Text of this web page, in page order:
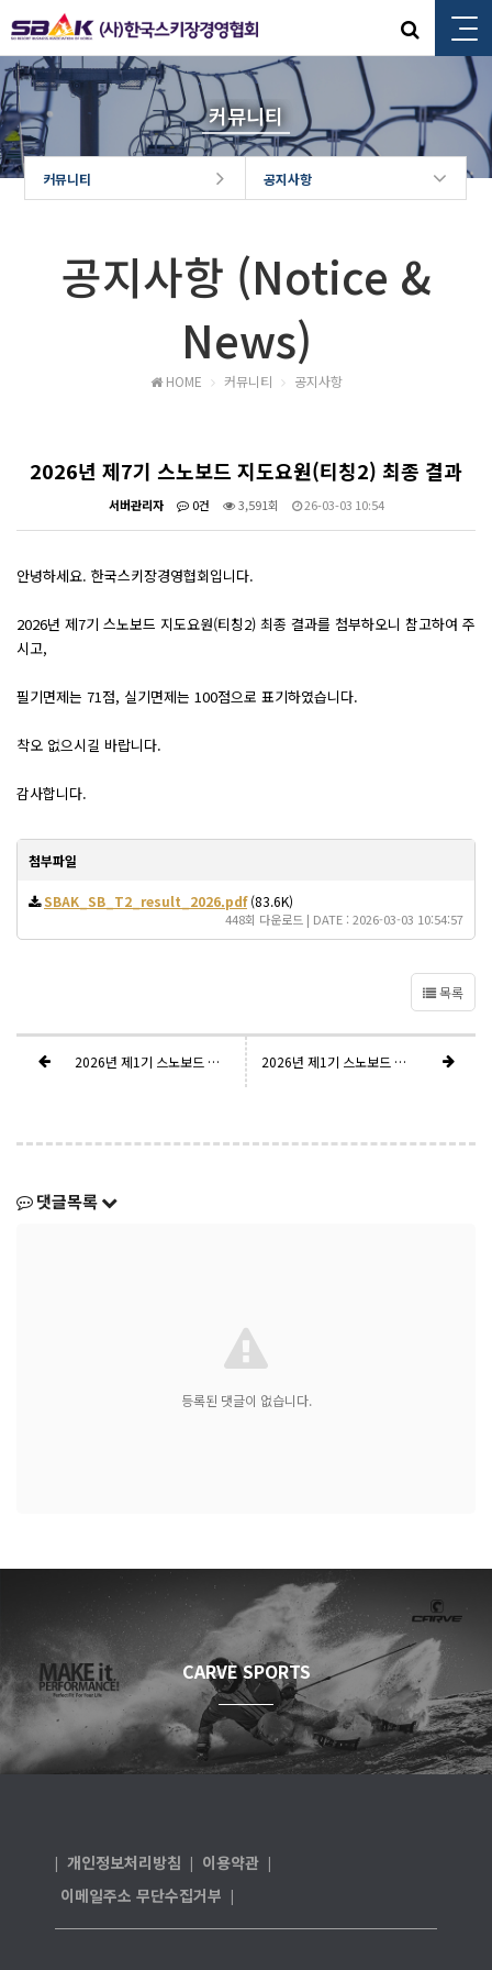
커뮤니티
커뮤니티 공지사항
공지사항 (Notice &
News)
HOME 커뮤니티 공지사항
2026년 제7기 스노보드 지도요원(티칭2) 최종 결과
서버관리자 0건 3,591회 26-03-03 10:54
안녕하세요. 한국스키장경영협회입니다.
2026년 제7기 스노보드 지도요원(티칭2) 최종 결과를 첨부하오니 참고하여 주
시고,
필기면제는 71점, 실기면제는 100점으로 표기하였습니다.
착오 없으시길 바랍니다.
감사합니다.
첨부파일
SBAK_SB_T2_result_2026.pdf(83.6K)
448회 다운로드 | DATE : 2026-03-03 10:54:57
목록
2026년 제1기 스노보드 지도요원 자격시험(티칭3) 최종 결과 2026년 제1기 스노보드 지도요원(티칭3) 자격시험 실기_최종결과
댓글목록
등록된 댓글이 없습니다.
CARVE SPORTS
| 개인정보처리방침 | 이용약관 |
이메일주소 무단수집거부 |